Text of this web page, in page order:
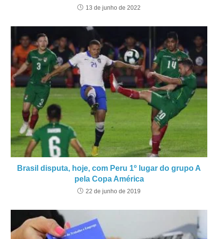
13 de junho de 2022
Brasil disputa, hoje, com Peru 1º lugar do grupo A
pela Copa América
22 de junho de 2019